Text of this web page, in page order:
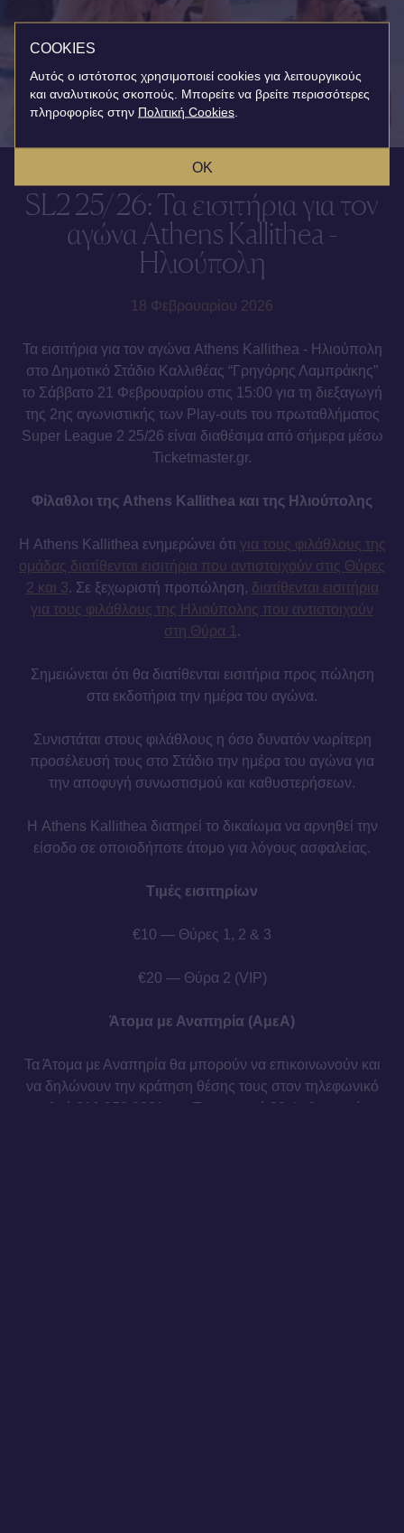
SL2 25/26: Τα εισιτήρια για τον
αγώνα Athens Kallithea -
Ηλιούπολη
18 Φεβρουαρίου 2026
Τα εισιτήρια για τον αγώνα Athens Kallithea - Ηλιούπολη
στο Δημοτικό Στάδιο Καλλιθέας “Γρηγόρης Λαμπράκης”
το Σάββατο 21 Φεβρουαρίου στις 15:00 για τη διεξαγωγή
της 2ης αγωνιστικής των Play-outs του πρωταθλήματος
Super League 2 25/26 είναι διαθέσιμα από σήμερα μέσω
Ticketmaster.gr.
Φίλαθλοι της Athens Kallithea και της Ηλιούπολης
Η Athens Kallithea ενημερώνει ότι για τους φιλάθλους της
ομάδας διατίθενται εισιτήρια που αντιστοιχούν στις Θύρες
2 και 3. Σε ξεχωριστή προπώληση, διατίθενται εισιτήρια
για τους φιλάθλους της Ηλιούπολης που αντιστοιχούν
στη Θύρα 1 .
Σημειώνεται ότι θα διατίθενται εισιτήρια προς πώληση
στα εκδοτήρια την ημέρα του αγώνα.
Συνιστάται στους φιλάθλους η όσο δυνατόν νωρίτερη
προσέλευσή τους στο Στάδιο την ημέρα του αγώνα για
την αποφυγή συνωστισμού και καθυστερήσεων.
Η Athens Kallithea διατηρεί το δικαίωμα να αρνηθεί την
είσοδο σε οποιοδήποτε άτομο για λόγους ασφαλείας.
Τιμές εισιτηρίων
€10 — Θύρες 1, 2 & 3
€20 — Θύρα 2 (VIP)
Άτομα με Αναπηρία (ΑμεΑ)
Τα Άτομα με Αναπηρία θα μπορούν να επικοινωνούν και
να δηλώνουν την κράτηση θέσης τους στον τηλεφωνικό
αριθμό 210 958 8231 την Παρασκευή 20 Φεβρουαρίου
COOKIES
Αυτός ο ιστότοπος χρησιμοποιεί cookies για λειτουργικούς
και αναλυτικούς σκοπούς. Μπορείτε να βρείτε περισσότερες
πληροφορίες στην Πολιτική Cookies
OK